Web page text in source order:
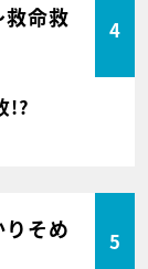
救命救
4
!?
そめ
5